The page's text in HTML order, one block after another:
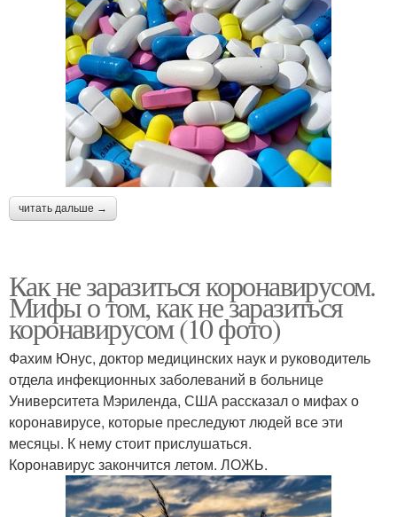
читать дальше →
Как не заразиться коронавирусом.
Мифы о том, как не заразиться
коронавирусом (10 фото)
Фахим Юнус, доктор медицинских наук и руководитель
отдела инфекционных заболеваний в больнице
Университета Мэриленда, США рассказал о мифах о
коронавирусе, которые преследуют людей все эти
месяцы. К нему стоит прислушаться.
Коронавирус закончится летом. ЛОЖЬ.